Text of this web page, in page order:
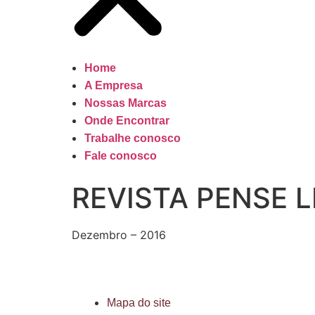
Home
A Empresa
Nossas Marcas
Onde Encontrar
Trabalhe conosco
Fale conosco
REVISTA PENSE
Dezembro – 2016
Mapa do site